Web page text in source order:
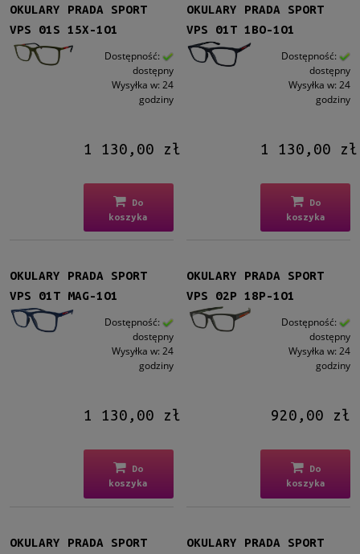
Męskie (32)
Kształt
Transparent (Clear)(4)
Materiał
Metalowe (3)
Plastikowe
(32)
OKULARY PRADA SPORT
VPS 01S 15X-1O1
Dostępność:
dostępny
Wysyłka w: 24
godziny
1 130,00 zł
Do
koszyka
OKULARY PRADA SPORT
VPS 01T 1BO-1O1
Dostępność:
dostępny
Wysyłka w: 24
godziny
1 130,00 zł
Do
koszyka
OKULARY PRADA SPORT
VPS 01T MAG-1O1
Dostępność:
dostępny
Wysyłka w: 24
godziny
1 130,00 zł
Do
koszyka
OKULARY PRADA SPORT
VPS 02P 18P-1O1
Dostępność:
dostępny
Wysyłka w: 24
godziny
920,00 zł
Do
koszyka
OKULARY PRADA SPORT
OKULARY PRADA SPORT